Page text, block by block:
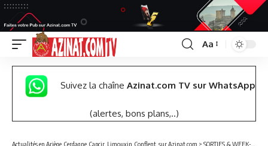
Font
Resizer
Aa
Suivez la chaîne Azinat.com TV sur WhatsApp
(alertes, bons plans,..)
Actualités en Ariège, Cerdagne, Capcir, Limouxin, Conflent, sur Azinat.com > SORTIES & WEEK-END